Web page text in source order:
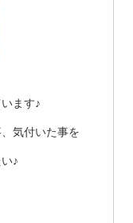
ます♪
気付いた事を
♪